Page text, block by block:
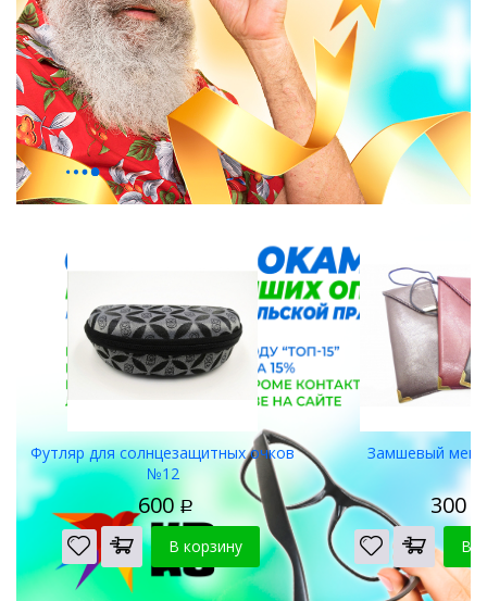
Футляр для солнцезащитных очков
№12
600 Р
В корзину
Замшевый
300
В